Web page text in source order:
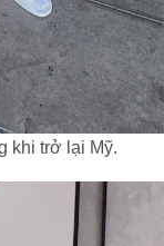
khi trở lại Mỹ.